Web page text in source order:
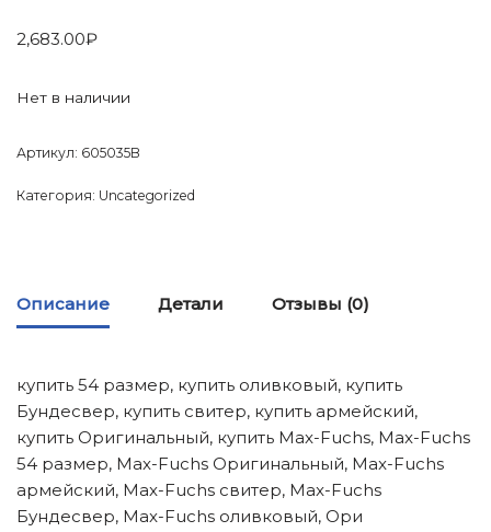
2,683.00₽
Нет в наличии
Артикул: 605035B
Категория: Uncategorized
Описание Детали Отзывы (0)
купить 54 размер, купить оливковый, купить
Бундесвер, купить свитер, купить армейский,
купить Оригинальный, купить Max-Fuchs, Max-Fuchs
54 размер, Max-Fuchs Оригинальный, Max-Fuchs
армейский, Max-Fuchs свитер, Max-Fuchs
Бундесвер, Max-Fuchs оливковый, Ори